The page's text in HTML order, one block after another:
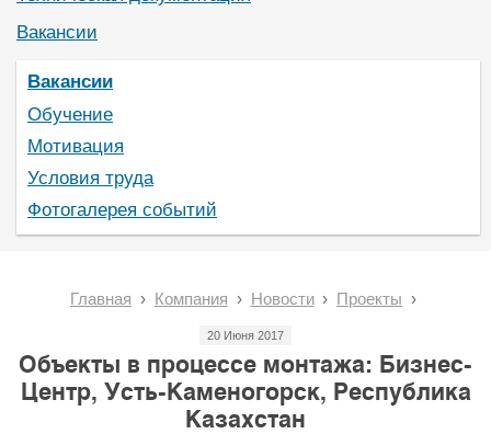
Вакансии
Вакансии
Обучение
Мотивация
Условия труда
Фотогалерея событий
Главная Компания Новости Проекты
20 Июня 2017
Объекты в процессе монтажа: Бизнес-
Центр, Усть-Каменогорск, Республика
Казахстан